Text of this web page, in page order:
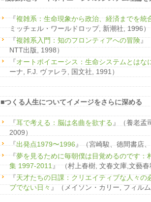
『複雑系：生命現象から政治、経済までを統
ミッチェル・ワールドロップ, 新潮社, 1996）
『複雑系入門：知のフロンティアへの冒険』
NTT出版, 1998）
『オートポイエーシス：生命システムとはな
ーナ, F.J. ヴァレラ, 国文社, 1991）
■つくる人生についてイメージをさらに深める
『耳で考える：脳は名曲を欲する 』（養老孟
2009）
『出発点1979〜1996』（宮崎駿、徳間書店
『夢を見るために毎朝僕は目覚めるのです：
集 1997-2011』 （村上春樹, 文春文庫,文藝
『天才たちの日課：クリエイティブな人々の
ブでない日々』（メイソン・カリー, フィル